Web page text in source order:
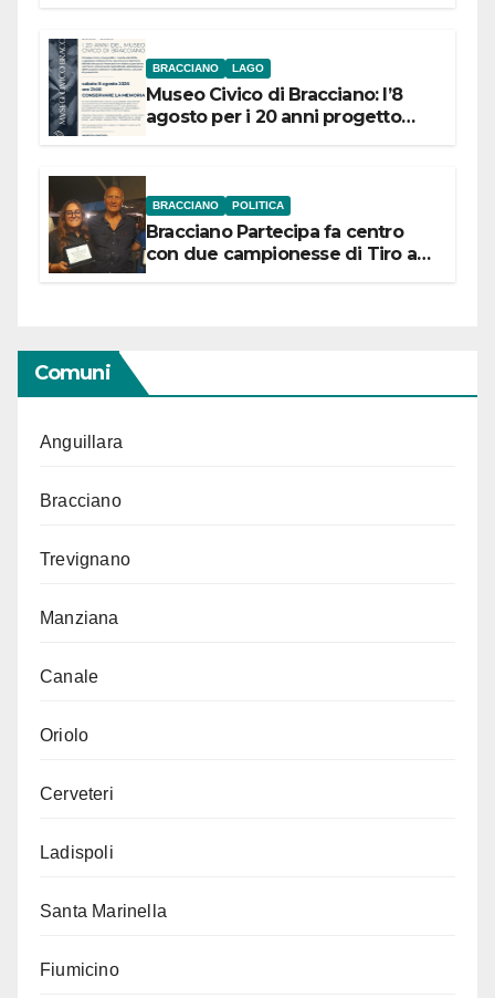
BRACCIANO LAGO
Museo Civico di Bracciano: l’8
agosto per i 20 anni progetto
BRACCIANO POLITICA
Bracciano Partecipa fa centro
con due campionesse di Tiro a
Comuni
Anguillara
Bracciano
Trevignano
Manziana
Canale
Oriolo
Cerveteri
Ladispoli
Santa Marinella
Fiumicino